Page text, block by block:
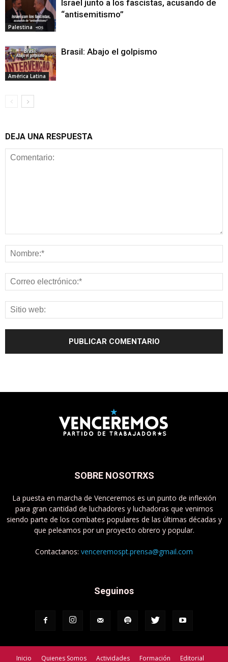
Palestina
Israel junto a los fascistas, acusando de
“antisemitismo”
América Latina
Brasil: Abajo el golpismo
DEJA UNA RESPUESTA
SOBRE NOSOTRXS
La puesta en marcha de Venceremos es un punto de inflexión
para gran cantidad de luchadores y luchadoras que venimos
siendo parte de los combates populares de las últimas décadas y
que peleamos por un proyecto obrero y popular.
Contactanos: venceremospt.prensa@gmail.com
Seguinos
Inicio Quienes Somos Actividades Formación Editorial